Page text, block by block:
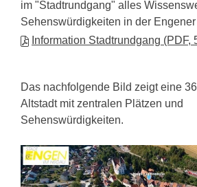
im "Stadtrundgang" alles
Sehenswürdigkeiten in der Engener
Information Stadtrundgang (PDF,
Das nachfolgende Bild zeigt eine
Altstadt mit zentralen Plätzen und
Sehenswürdigkeiten.